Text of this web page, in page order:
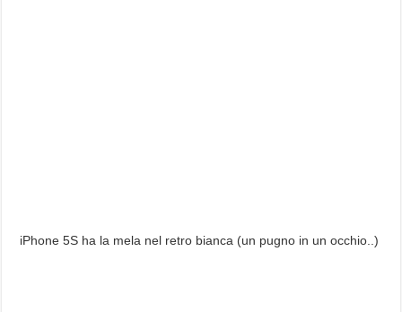
iPhone 5S ha la mela nel retro bianca (un pugno in un occhio..)